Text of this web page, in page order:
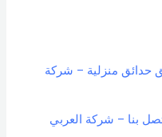
حدائق منزلية – شركة